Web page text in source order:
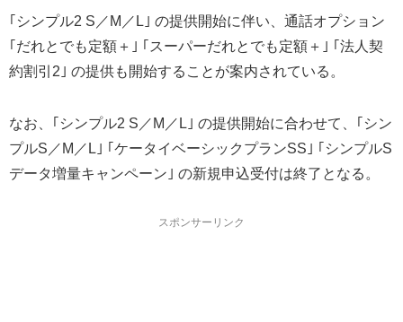
｢シンプル2 S／M／L｣ の提供開始に伴い、通話オプション
｢だれとでも定額＋｣ ｢スーパーだれとでも定額＋｣ ｢法人契
約割引2｣ の提供も開始することが案内されている。
なお、｢シンプル2 S／M／L｣ の提供開始に合わせて、｢シン
プルS／M／L｣ ｢ケータイベーシックプランSS｣ ｢シンプルS
データ増量キャンペーン｣ の新規申込受付は終了となる。
スポンサーリンク